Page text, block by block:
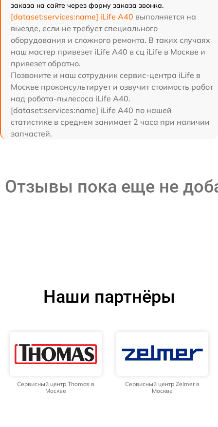
заказа на сайте через форму заказа звонка.
[dataset:services:name] iLife A40 выполняется на
выезде, если не требует специального
оборудования и сложного ремонта. В таких случаях
наш мастер привезет iLife A40 в сц iLife в Москве и
привезет обратно.
Позвоните и наш сотрудник сервис-центра iLife в
Москве проконсультирует и озвучит стоимость работ
над робота-пылесоса iLife A40.
[dataset:services:name] iLife A40 по нашей
статистике в среднем занимает 2 часа при наличии
запчастей.
Отзывы пока еще не
Наши партнёры
Сервисный центр Thomas в
Москве
Сервисный центр Zelmer в
Москве